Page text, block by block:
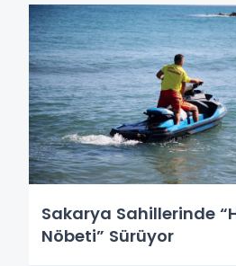
Sakarya Sahillerinde
Nöbeti” Sürüyor